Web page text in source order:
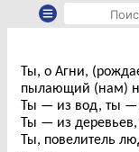
Ты, о Агни,
пылающий (нам)
Ты — из вод, ты —
Ты — из
Ты, повелитель